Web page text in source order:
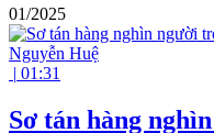
01/2025
| 01:31
Sơ tán hàng